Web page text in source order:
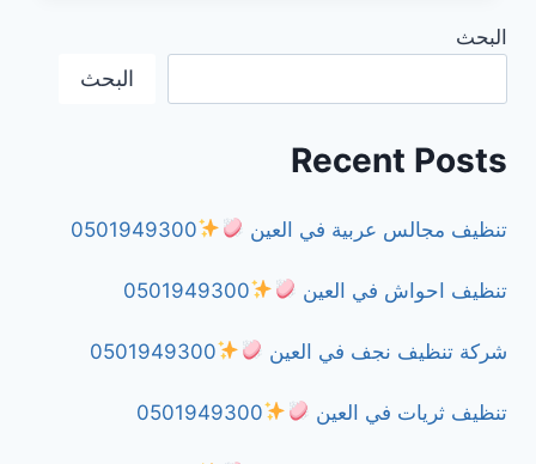
البحث
البحث
Recent Posts
تنظيف مجالس عربية في العين 0501949300
تنظيف احواش في العين 0501949300
شركة تنظيف نجف في العين 0501949300
تنظيف ثريات في العين 0501949300